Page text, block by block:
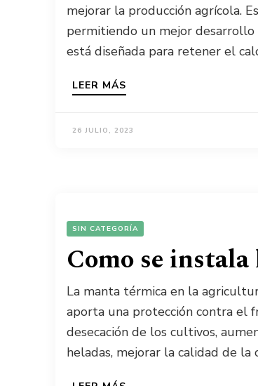
mejorar la producción agrícola.
permitiendo un mejor
está diseñada para retener el
LEER MÁS
26 JULIO, 2023
SIN CATEGORÍA
Como se
La manta térmica en la
aporta una protección contra el
desecación de los cultivos,
heladas, mejorar la calidad de la